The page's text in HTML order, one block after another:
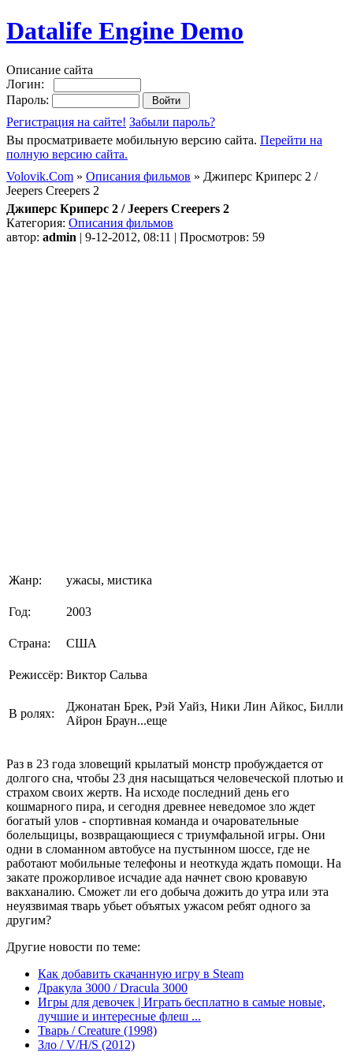
Datalife Engine Demo
Описание сайта
Логин:
Пароль:
Регистрация на сайте! Забыли пароль?
Вы просматриваете мобильную версию сайта. Перейти на
полную версию сайта.
Volovik.Com » Описания фильмов » Джиперс Криперс 2 /
Jeepers Creepers 2
Джиперс Криперс 2 / Jeepers Creepers 2
Категория: Описания фильмов
автор: admin | 9-12-2012, 08:11 | Просмотров: 59
Жанр: ужасы, мистика
Год: 2003
Страна: США
Режиссёр: Виктор Сальва
В ролях:
Джонатан Брек, Рэй Уайз, Ники Лин Айкос, Билли
Айрон Браун...еще
Раз в 23 года зловещий крылатый монстр пробуждается от
долгого сна, чтобы 23 дня насыщаться человеческой плотью и
страхом своих жертв. На исходе последний день его
кошмарного пира, и сегодня древнее неведомое зло ждет
богатый улов - спортивная команда и очаровательные
болельщицы, возвращающиеся с триумфальной игры. Они
одни в сломанном автобусе на пустынном шоссе, где не
работают мобильные телефоны и неоткуда ждать помощи. На
закате прожорливое исчадие ада начнет свою кровавую
вакханалию. Сможет ли его добыча дожить до утра или эта
неуязвимая тварь убьет объятых ужасом ребят одного за
другим?
Другие новости по теме:
Как добавить скачанную игру в Steam
Дракула 3000 / Dracula 3000
Игры для девочек | Играть бесплатно в самые новые,
лучшие и интересные флеш ...
Тварь / Creature (1998)
Зло / V/H/S (2012)